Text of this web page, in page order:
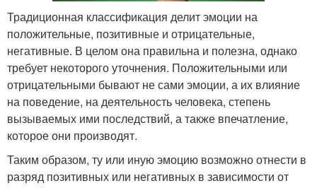
Традиционная классификация делит эмоции на
положительные, позитивные и отрицательные,
негативные. В целом она правильна и полезна, однако
требует некоторого уточнения. Положительными или
отрицательными бывают не сами эмоции, а их влияние
на поведение, на деятельность человека, степень
вызываемых ими последствий, а также впечатление,
которое они производят.
Таким образом, ту или иную эмоцию возможно отнести в
разряд позитивных или негативных в зависимости от